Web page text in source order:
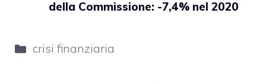
della Commissione: -7,4% nel 2020
Categorie
crisi finanziaria